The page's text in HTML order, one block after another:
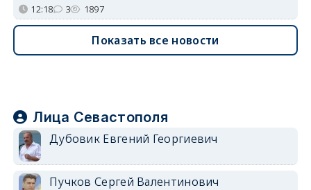
12:18 3 1897
Показать все новости
Лица Севастополя
Дубовик Евгений Георгиевич
Пучков Сергей Валентинович